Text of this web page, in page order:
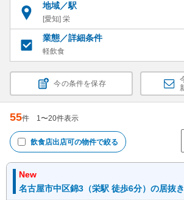
地域／駅
[愛知] 栄
業態／詳細条件
軽飲食
今の条件を保存
55件 1〜20件表示
飲食店出店可の物件で絞る
New
名古屋市中区錦3（栄駅 徒歩6分）の居抜